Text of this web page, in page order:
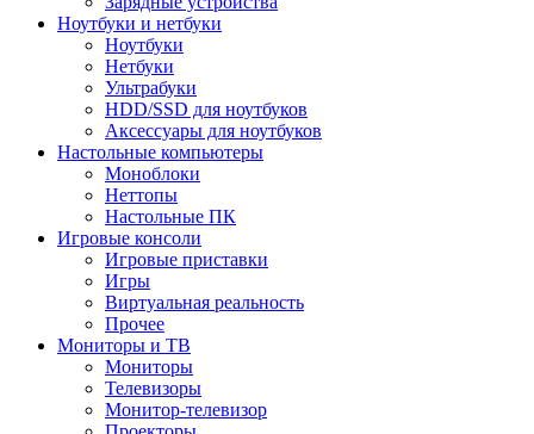
Ноутбуки и нетбуки
Ноутбуки
Нетбуки
Ультрабуки
HDD/SSD для ноутбуков
Аксессуары для ноутбуков
Настольные компьютеры
Моноблоки
Неттопы
Настольные ПК
Игровые консоли
Игровые приставки
Игры
Виртуальная реальность
Прочее
Мониторы и ТВ
Мониторы
Телевизоры
Монитор-телевизор